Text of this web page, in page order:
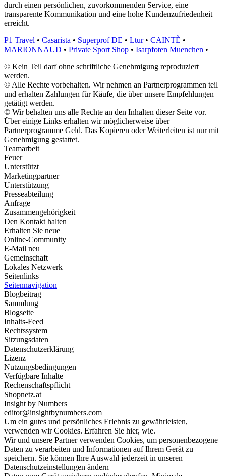
durch einen persönlichen, zuvorkommenden Service, eine
transparente Kommunikation und eine hohe Kundenzufriedenheit
erreicht.
P1 Travel • Casarista • Superprof DE • Ltur• CAINTÈ •
MARIONNAUD • Private Sport Shop • Isarpfoten Muenchen •
© Kein Teil darf ohne schriftliche Genehmigung reproduziert
werden.
© Alle Rechte vorbehalten. Wir nehmen an Partnerprogrammen teil
und erhalten Zahlungen für Käufe, die über unsere Empfehlungen
getätigt werden.
© Wir behalten uns alle Rechte an den Inhalten dieser Seite vor.
Über einige Links erhalten wir möglicherweise über
Partnerprogramme Geld. Das Kopieren oder Weiterleiten ist nur mit
Genehmigung gestattet.
Teamarbeit
Feuer
Unterstützt
Marketingpartner
Unterstützung
Presseabteilung
Anfrage
Zusammengehörigkeit
Den Kontakt halten
Erhalten Sie neue
Online-Community
E-Mail neu
Gemeinschaft
Lokales Netzwerk
Seitenlinks
Seitennavigation
Blogbeitrag
Sammlung
Blogseite
Inhalts-Feed
Rechtssystem
Sitzungsdaten
Datenschutzerklärung
Lizenz
Nutzungsbedingungen
Verfügbare Inhalte
Rechenschaftspflicht
Shopnetz.at
Insight by Numbers
editor@insightbynumbers.com
Um ein gutes und persönliches Erlebnis zu gewährleisten,
verwenden wir Cookies. Erfahren Sie hier, wie.
Wir und unsere Partner verwenden Cookies, um personenbezogene
Daten zu verarbeiten und Informationen auf Ihrem Gerät zu
speichern. Sie können Ihre Auswahl jederzeit in unseren
Datenschutzeinstellungen ändern